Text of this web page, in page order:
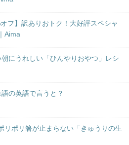
オフ】訳ありおトク！大好評スペシャ
Aima
にうれしい「ひんやりおやつ」レシ
語の英語で言うと？
リポリ箸が止まらない「きゅうりの生